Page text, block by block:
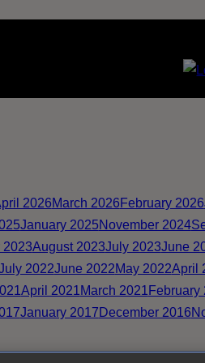
2026March 2026 February 2026
January 2025November 2024
2023August 2023July 2023June
2022June 2022May 2022April
April 2021March 2021 February
January 2017 December 2016